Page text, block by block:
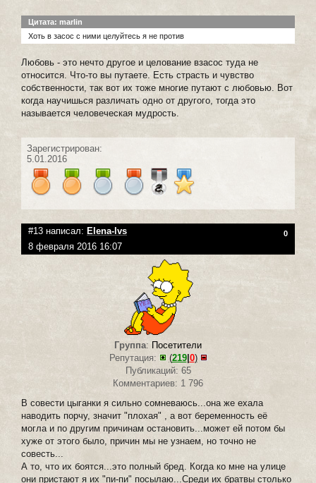
Цитата: marlin
Хоть в засос с ними целуйтесь я не против
Любовь - это нечто другое и целование взасос туда не
относится. Что-то вы путаете. Есть страсть и чувство
собственности, так вот их тоже многие путают с любовью. Вот
когда научишься различать одно от другого, тогда это
называется человеческая мудрость.
Зарегистрирован:
5.01.2016
#13 написал: Elena-lvs 0
8 февраля 2016 16:07
Группа: Посетители
Репутация:
(219| 0)
Публикаций: 65
Комментариев: 1 796
В совести цыганки я сильно сомневаюсь...она же ехала
наводить порчу, значит "плохая" , а вот беременность её
могла и по другим причинам остановить...может ей потом бы
хуже от этого было, причин мы не узнаем, но точно не
совесть...
А то, что их боятся...это полный бред. Когда ко мне на улице
они пристают я их "пи-пи" посылаю...Среди их братвы столько